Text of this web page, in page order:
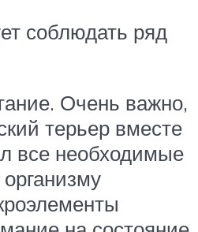
соблюдать ряд
Очень важно,
терьер вместе
все необходимые